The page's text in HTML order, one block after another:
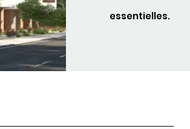
essentielles.